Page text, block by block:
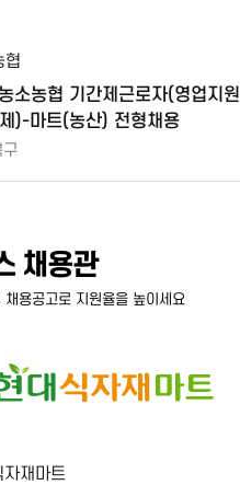
협
소농협 기간제근로자(영업지원
)-마트(농산) 전형채용
구
채용관
채용공고로 지원율을 높이세요
자재마트